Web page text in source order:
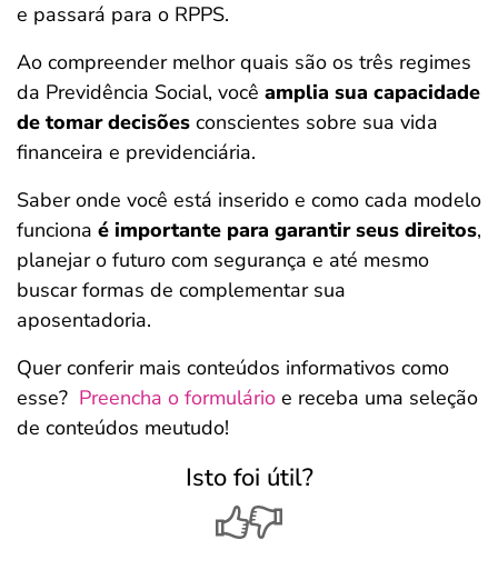
e passará para o RPPS.
Ao compreender melhor quais são os três regimes
da Previdência Social, você amplia sua capacidade
de tomar decisões conscientes sobre sua vida
financeira e previdenciária.
Saber onde você está inserido e como cada modelo
funciona é importante para garantir seus direitos,
planejar o futuro com segurança e até mesmo
buscar formas de complementar sua
aposentadoria.
Quer conferir mais conteúdos informativos como
esse? Preencha o formulário e receba uma seleção
de conteúdos meutudo!
Isto foi útil?